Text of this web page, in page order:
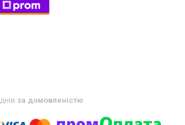
за домовленістю